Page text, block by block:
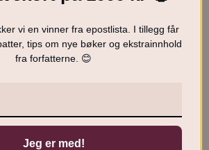
Kristian
KJØP
vi en vinner fra epostlista. I tillegg får
tips om nye bøker og ekstrainnhold
fra forfatterne. 😊
Jeg er med!